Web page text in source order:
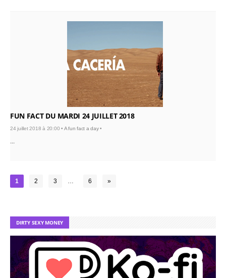
FUN FACT DU MARDI 24 JUILLET 2018
24 juillet 2018 à 20:00 • A fun fact a day•
1 2 3 6 »
DIRTY SEXY MONEY